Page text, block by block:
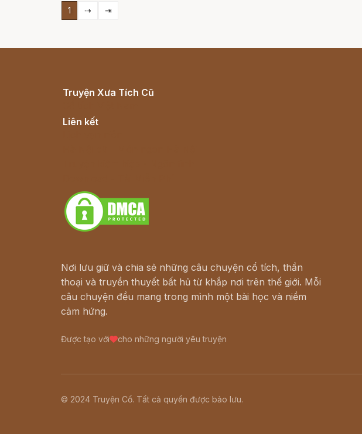
1 ⇢ ⇥
Truyện Xưa Tích Cũ
Liên kết
Nơi lưu giữ và chia sẻ những câu chuyện cổ tích, thần
thoại và truyền thuyết bất hủ từ khắp nơi trên thế giới. Mỗi
câu chuyện đều mang trong mình một bài học và niềm
cảm hứng.
Được tạo với cho những người yêu truyện
© 2024 Truyện Cổ. Tất cả quyền được bảo lưu.